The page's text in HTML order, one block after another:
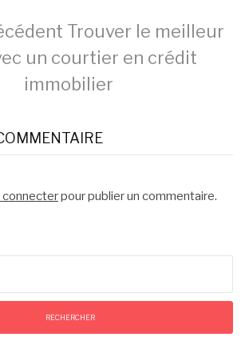
Trouver le meilleur
un courtier en crédit
immobilier
connecterpour publier un commentaire.